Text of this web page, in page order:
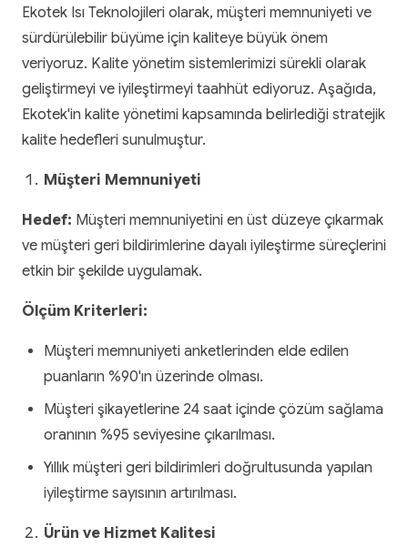
Ekotek Isı Teknolojileri olarak, müşteri memnuniyeti ve
sürdürülebilir büyüme için kaliteye büyük önem
veriyoruz. Kalite yönetim sistemlerimizi sürekli olarak
geliştirmeyi ve iyileştirmeyi taahhüt ediyoruz. Aşağıda,
Ekotek'in kalite yönetimi kapsamında belirlediği stratejik
kalite hedefleri sunulmuştur.
Müşteri Memnuniyeti
Hedef: Müşteri memnuniyetini en üst düzeye çıkarmak
ve müşteri geri bildirimlerine dayalı iyileştirme süreçlerini
etkin bir şekilde uygulamak.
Ölçüm Kriterleri:
Müşteri memnuniyeti anketlerinden elde edilen
puanların %90'ın üzerinde olması.
Müşteri şikayetlerine 24 saat içinde çözüm sağlama
oranının %95 seviyesine çıkarılması.
Yıllık müşteri geri bildirimleri doğrultusunda yapılan
iyileştirme sayısının artırılması.
Ürün ve Hizmet Kalitesi